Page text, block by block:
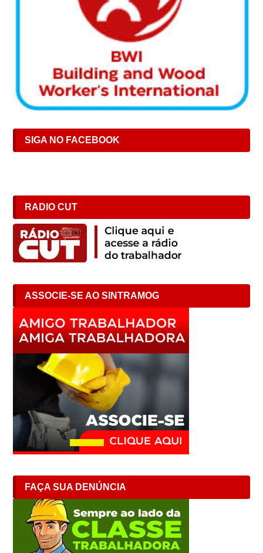
SIGA NO FACEBOOK
RADIO CUT
ASSOCIE-SE AO SINTRAMOG
FAÇA SUA DENÚNCIA